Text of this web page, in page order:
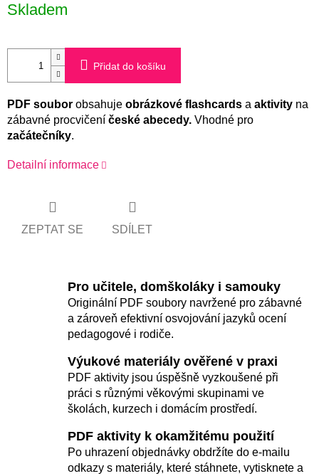
cena:
Skladem
Přidat do košíku
PDF soubor obsahuje obrázkové flashcards a aktivity na
zábavné procvičení české abecedy. Vhodné pro
začátečníky.
Detailní informace
ZEPTAT SE SDÍLET
Pro učitele, domškoláky i samouky
Originální PDF soubory navržené pro zábavné
a zároveň efektivní osvojování jazyků ocení
pedagogové i rodiče.
Výukové materiály ověřené v praxi
PDF aktivity jsou úspěšně vyzkoušené při
práci s různými věkovými skupinami ve
školách, kurzech i domácím prostředí.
PDF aktivity k okamžitému použití
Po uhrazení objednávky obdržíte do e-mailu
odkazy s materiály, které stáhnete, vytisknete a